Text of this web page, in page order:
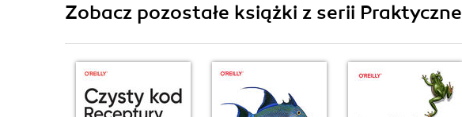
Zobacz pozostałe książki z serii